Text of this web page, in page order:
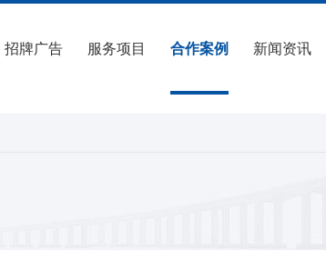
招牌广告 服务项目 合作案例 新闻资讯